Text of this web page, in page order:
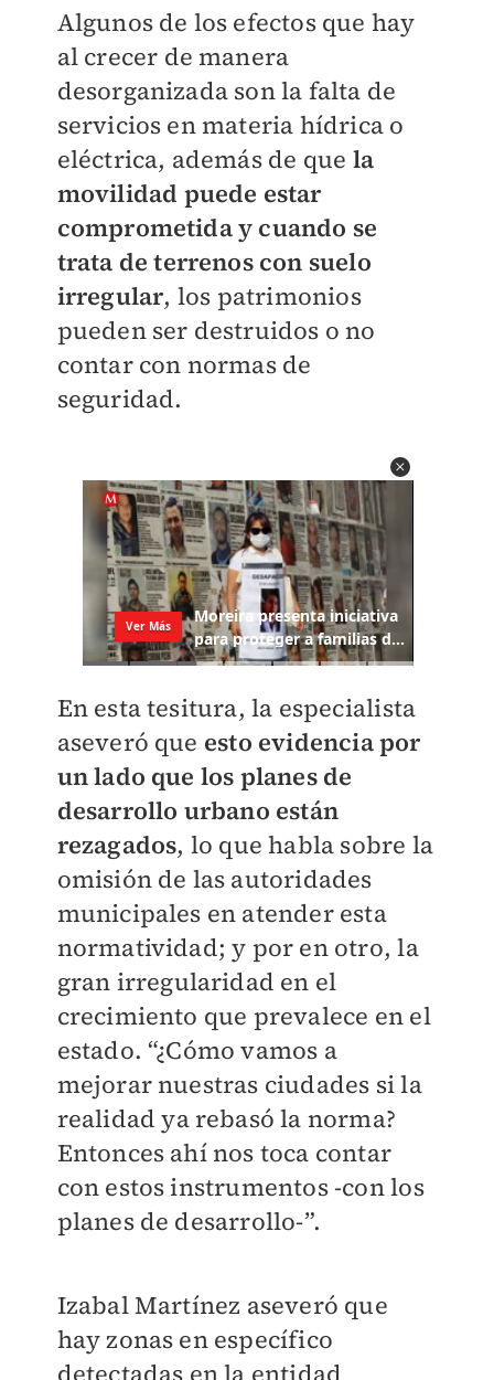
Algunos de los efectos que hay
al crecer de manera
desorganizada son la falta de
servicios en materia hídrica o
eléctrica, además de que la
movilidad puede estar
comprometida y cuando se
trata de terrenos con suelo
irregular, los patrimonios
pueden ser destruidos o no
contar con normas de
seguridad.
En esta tesitura, la especialista
aseveró que esto evidencia por
un lado que los planes de
desarrollo urbano están
rezagados, lo que habla sobre la
omisión de las autoridades
municipales en atender esta
normatividad; y por en otro, la
gran irregularidad en el
crecimiento que prevalece en el
estado. “¿Cómo vamos a
mejorar nuestras ciudades si la
realidad ya rebasó la norma?
Entonces ahí nos toca contar
con estos instrumentos -con los
planes de desarrollo-”.
Izabal Martínez aseveró que
hay zonas en específico